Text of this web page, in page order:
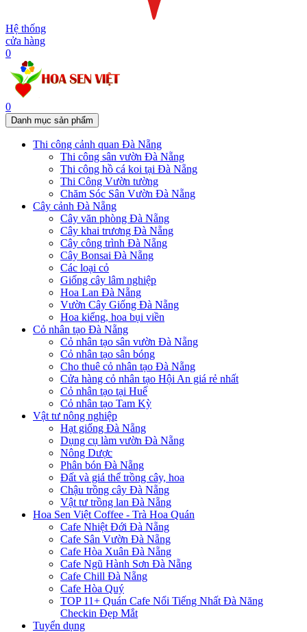
Hệ thống
cửa hàng
0
0
Danh mục sản phẩm
Thi công cảnh quan Đà Nẵng
Thi công sân vườn Đà Nẵng
Thi công hồ cá koi tại Đà Nẵng
Thi Công Vườn tường
Chăm Sóc Sân Vườn Đà Nẵng
Cây cảnh Đà Nẵng
Cây văn phòng Đà Nẵng
Cây khai trương Đà Nẵng
Cây công trình Đà Nẵng
Cây Bonsai Đà Nẵng
Các loại cỏ
Giống cây lâm nghiệp
Hoa Lan Đà Nẵng
Vườn Cây Giống Đà Nẵng
Hoa kiểng, hoa bụi viền
Cỏ nhân tạo Đà Nẵng
Cỏ nhân tạo sân vườn Đà Nẵng
Cỏ nhân tạo sân bóng
Cho thuê cỏ nhân tạo Đà Nẵng
Cửa hàng cỏ nhân tạo Hội An giá rẻ nhất
Cỏ nhân tạo tại Huế
Cỏ nhân tạo Tam Kỳ
Vật tư nông nghiệp
Hạt giống Đà Nẵng
Dụng cụ làm vườn Đà Nẵng
Nông Dược
Phân bón Đà Nẵng
Đất và giá thể trồng cây, hoa
Chậu trồng cây Đà Nẵng
Vật tư trồng lan Đà Nẵng
Hoa Sen Việt Coffee - Trà Hoa Quán
Cafe Nhiệt Đới Đà Nẵng
Cafe Sân Vườn Đà Nẵng
Cafe Hòa Xuân Đà Nẵng
Cafe Ngũ Hành Sơn Đà Nẵng
Cafe Chill Đà Nẵng
Cafe Hòa Quý
TOP 11+ Quán Cafe Nổi Tiếng Nhất Đà Năng
Checkin Đẹp Mắt
Tuyển dụng